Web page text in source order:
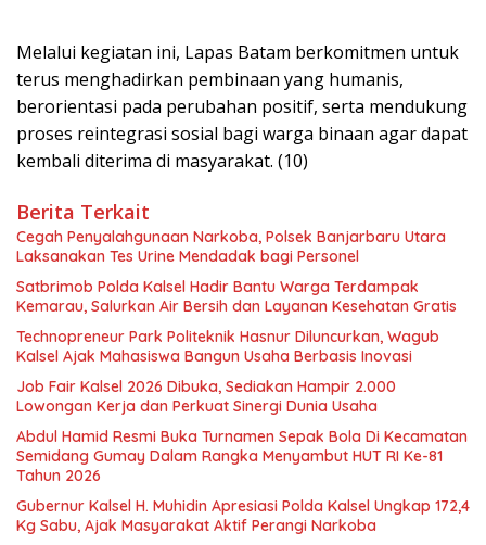
Melalui kegiatan ini, Lapas Batam berkomitmen untuk
terus menghadirkan pembinaan yang humanis,
berorientasi pada perubahan positif, serta mendukung
proses reintegrasi sosial bagi warga binaan agar dapat
kembali diterima di masyarakat. (10)
Berita Terkait
Cegah Penyalahgunaan Narkoba, Polsek Banjarbaru Utara
Laksanakan Tes Urine Mendadak bagi Personel
Satbrimob Polda Kalsel Hadir Bantu Warga Terdampak
Kemarau, Salurkan Air Bersih dan Layanan Kesehatan Gratis
Technopreneur Park Politeknik Hasnur Diluncurkan, Wagub
Kalsel Ajak Mahasiswa Bangun Usaha Berbasis Inovasi
Job Fair Kalsel 2026 Dibuka, Sediakan Hampir 2.000
Lowongan Kerja dan Perkuat Sinergi Dunia Usaha
Abdul Hamid Resmi Buka Turnamen Sepak Bola Di Kecamatan
Semidang Gumay Dalam Rangka Menyambut HUT RI Ke-81
Tahun 2026
Gubernur Kalsel H. Muhidin Apresiasi Polda Kalsel Ungkap 172,4
Kg Sabu, Ajak Masyarakat Aktif Perangi Narkoba